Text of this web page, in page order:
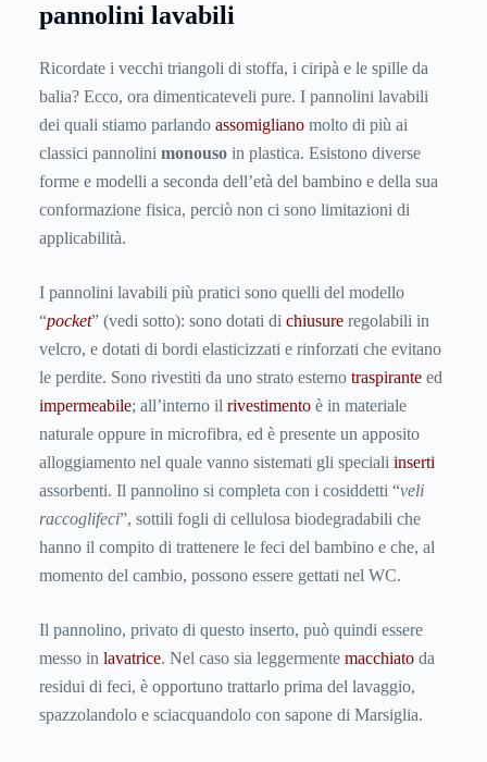
pannolini lavabili
Ricordate i vecchi triangoli di stoffa, i ciripà e le spille da
balia? Ecco, ora dimenticateveli pure. I pannolini lavabili
dei quali stiamo parlando assomigliano molto di più ai
classici pannolini monouso in plastica. Esistono diverse
forme e modelli a seconda dell’età del bambino e della sua
conformazione fisica, perciò non ci sono limitazioni di
applicabilità.
I pannolini lavabili più pratici sono quelli del modello
“pocket” (vedi sotto): sono dotati di chiusure regolabili in
velcro, e dotati di bordi elasticizzati e rinforzati che evitano
le perdite. Sono rivestiti da uno strato esterno traspirante ed
impermeabile; all’interno il rivestimento è in materiale
naturale oppure in microfibra, ed è presente un apposito
alloggiamento nel quale vanno sistemati gli speciali inserti
assorbenti. Il pannolino si completa con i cosiddetti “veli
raccoglifeci”, sottili fogli di cellulosa biodegradabili che
hanno il compito di trattenere le feci del bambino e che, al
momento del cambio, possono essere gettati nel WC.
Il pannolino, privato di questo inserto, può quindi essere
messo in lavatrice. Nel caso sia leggermente macchiato da
residui di feci, è opportuno trattarlo prima del lavaggio,
spazzolandolo e sciacquandolo con sapone di Marsiglia.